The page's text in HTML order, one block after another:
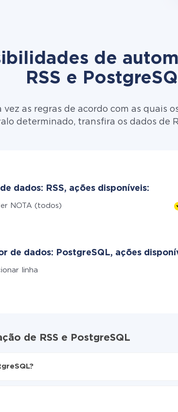
de
RSS e
vez as regras de acordo com as quais
determinado, transfira os dados de
dados: RSS, ações disponíveis:
NOTA (todos)
de dados: PostgreSQL, ações
linha
de RSS e PostgreSQL